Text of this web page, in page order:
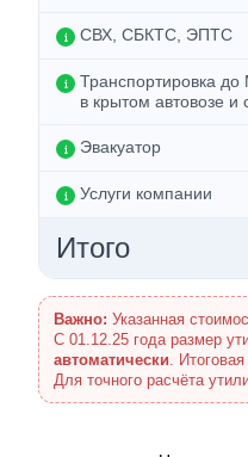
СВХ, СБКТС, ЭПТС
Транспортировка до
в крытом автовозе и
Эвакуатор
Услуги компании
Итого
Важно: Указанная
С 01.12.25 года размер
автоматически.
Для точного расчёта